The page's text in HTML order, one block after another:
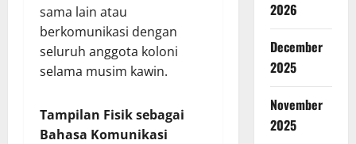
sama lain atau
berkomunikasi dengan
seluruh anggota koloni
selama musim kawin.
Tampilan Fisik sebagai
Bahasa Komunikasi
2026
December
2025
November
2025